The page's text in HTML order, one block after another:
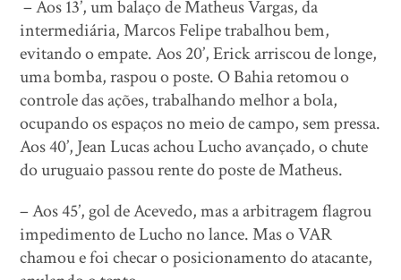
– Aos 13’, um balaço de Matheus Vargas, da
intermediária, Marcos Felipe trabalhou bem,
evitando o empate. Aos 20’, Erick arriscou de longe,
uma bomba, raspou o poste. O Bahia retomou o
controle das ações, trabalhando melhor a bola,
ocupando os espaços no meio de campo, sem pressa.
Aos 40’, Jean Lucas achou Lucho avançado, o chute
do uruguaio passou rente do poste de Matheus.
– Aos 45’, gol de Acevedo, mas a arbitragem flagrou
impedimento de Lucho no lance. Mas o VAR
chamou e foi checar o posicionamento do atacante,